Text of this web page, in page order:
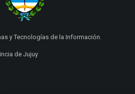
y Tecnologías de la Información.
de Jujuy